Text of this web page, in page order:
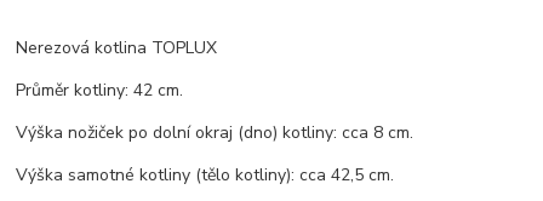
Nerezová kotlina TOPLUX
Průměr kotliny: 42 cm.
Výška nožiček po dolní okraj (dno) kotliny: cca 8 cm.
Výška samotné kotliny (tělo kotliny): cca 42,5 cm.